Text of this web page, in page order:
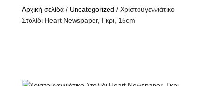
Αρχική σελίδα/ Uncategorized / Χριστουγεννιάτικο
Στολίδι Heart Newspaper, Γκρι, 15cm